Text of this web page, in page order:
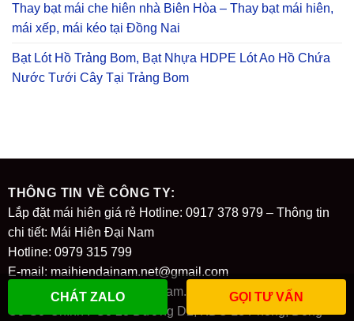
Thay bạt mái che hiên nhà Biên Hòa – Thay bạt mái hiên,
mái xếp, mái kéo tại Đồng Nai
Bạt Lót Hồ Trảng Bom, Bạt Nhựa HDPE Lót Ao Hồ Chứa
Nước Tưới Cây Tại Trảng Bom
THÔNG TIN VỀ CÔNG TY:
Lắp đặt mái hiên giá rẻ Hotline: 0917 378 979 – Thông tin
chi tiết: Mái Hiên Đại Nam
Hotline: 0979 315 799
E-mail: maihiendainam.net@gmail.com
Website:https://maihiendainam.net
Cơ Sở Chính : Số 28 Đường D2, KDC Lê Phong, Đông
CHÁT ZALO GỌI TƯ VẤN